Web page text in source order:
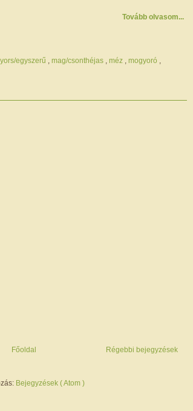
Tovább olvasom...
egyszerű , mag/csonthéjas , méz , mogyoró ,
Régebbi bejegyzések
Főoldal
Bejegyzések ( Atom )